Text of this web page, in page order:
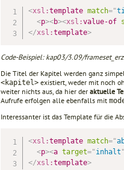
<xsl:template match="
<p><b><xsl:value-of
</xsl:template>
Code-Beispiel: kap03/3.09/
Die Titel der Kapitel werden ganz
<kapitel> existiert, weder mit noch
weiter nichts aus, da hier der aktuelle
Aufrufe erfolgen alle ebenfalls mit
Interessanter ist das Template für die
<xsl:template match="
<p><a target="inhalt
</xsl:template>